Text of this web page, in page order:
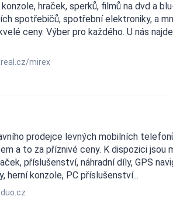
hraček, sperků, filmů na dvd a
spotřebičů, spotřební elektroniky, a
ceny. Výber pro každého. U nás
mirex
prodejce levných mobilních
a to za příznivé ceny. K dispozici jsou
příslušenství, náhradní díly, GPS
herní konzole, PC příslušenství...